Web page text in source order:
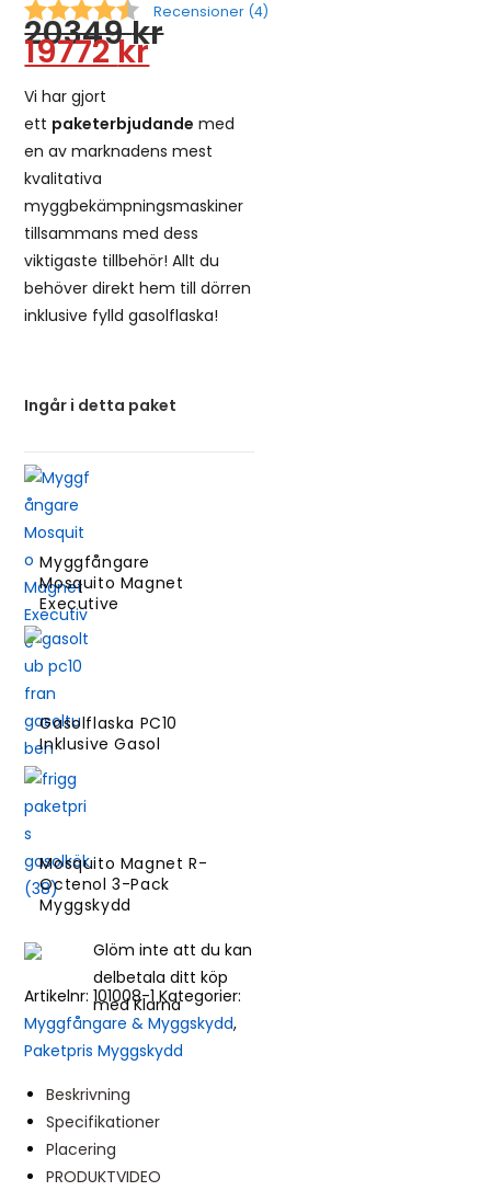
Snittbetyg:
Recensioner (4)
20349kr
19772kr
Vi har gjort
ett paketerbjudande med
en av marknadens mest
kvalitativa
myggbekämpningsmaskiner
tillsammans med dess
viktigaste tillbehör! Allt du
behöver direkt hem till dörren
inklusive fylld gasolflaska!
Ingår i detta paket
Myggfångare
Mosquito Magnet
Executive
Gasolflaska PC10
Inklusive Gasol
Mosquito Magnet R-
Octenol 3-Pack
Myggskydd
Glöm inte att du kan
delbetala ditt köp
med Klarna
Artikelnr:101008-1 Kategorier:
Myggfångare & Myggskydd,
Paketpris Myggskydd
Beskrivning
Specifikationer
Placering
PRODUKTVIDEO